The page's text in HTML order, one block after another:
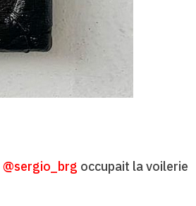
@sergio_brg occupait la voilerie